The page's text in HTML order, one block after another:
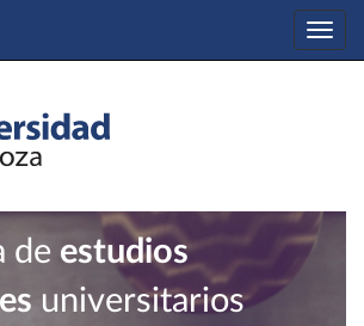
de estudios
universitarios